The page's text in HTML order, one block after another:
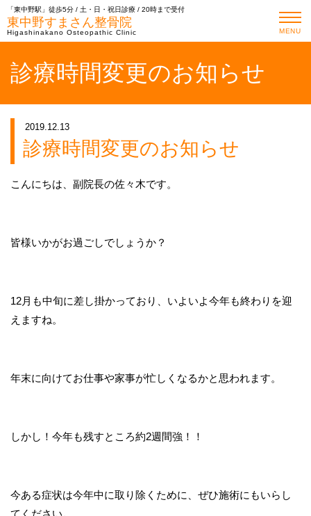
「東中野駅」徒歩5分 / 土・日・祝日診療 / 20時まで受付
東中野すまさん整骨院
Higashinakano Osteopathic Clinic MENU
診療時間変更のお知らせ
2019.12.13
診療時間変更のお知らせ
こんにちは、副院長の佐々木です。
皆様いかがお過ごしでしょうか？
12月も中旬に差し掛かっており、いよいよ今年も終わりを迎
えますね。
年末に向けてお仕事や家事が忙しくなるかと思われます。
しかし！今年も残すところ約2週間強！！
今ある症状は今年中に取り除くために、ぜひ施術にもいらし
てください。